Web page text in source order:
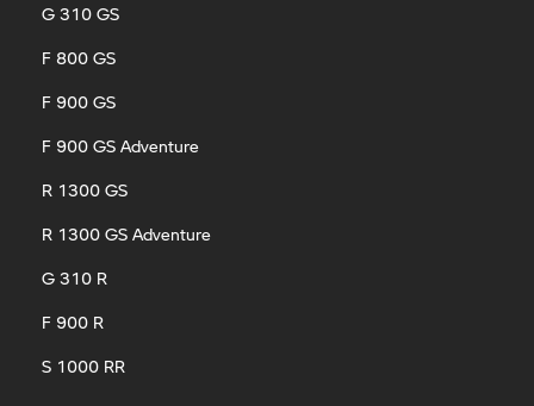
G 310 GS
F 800 GS
F 900 GS
F 900 GS Adventure
R 1300 GS
R 1300 GS Adventure
G 310 R
F 900 R
S 1000 RR